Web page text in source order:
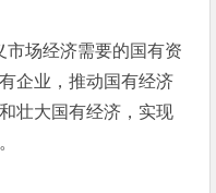
场经济需要的国有资
企业，推动国有经济
壮大国有经济，实现